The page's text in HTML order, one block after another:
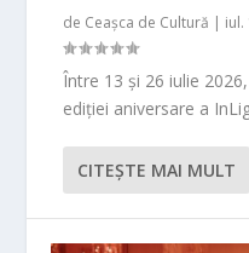
de Ceașca de Cultură | iul.
Între 13 și 26 iulie
ediției aniversare a
CITEŞTE MAI MULT